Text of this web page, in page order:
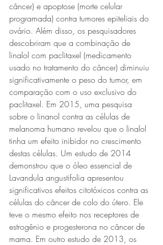
câncer) e apoptose (morte celular
programada) contra tumores epiteliais do
ovário. Além disso, os pesquisadores
descobriram que a combinação de
linalol com paclitaxel (medicamento
usado no tratamento do câncer) diminuiu
significativamente o peso do tumor, em
comparação com o uso exclusivo do
paclitaxel. Em 2015, uma pesquisa
sobre o linanol contra as células de
melanoma humano revelou que o linalol
tinha um efeito inibidor no crescimento
destas células. Um estudo de 2014
demonstrou que o óleo essencial de
Lavandula angustifolia apresentou
significativos efeitos citotóxicos contra as
células do câncer de colo do útero. Ele
teve o mesmo efeito nos receptores de
estrogênio e progesterona no câncer de
mama. Em outro estudo de 2013, os